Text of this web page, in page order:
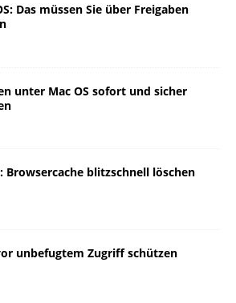
Das müssen Sie über Freigaben
unter Mac OS sofort und sicher
Browsercache blitzschnell löschen
unbefugtem Zugriff schützen